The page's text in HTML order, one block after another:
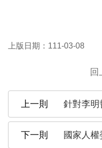
障
捷
鍵
上版日期：111-03-08
回
針對李明哲獲釋返臺 國家
國家人權委員會